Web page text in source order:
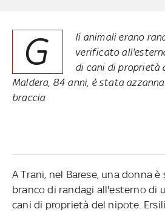
G
li animali erano
verificato
di cani di proprietà
Maldera, 84 anni, è stata
braccia
A Trani, nel Barese, una donna
branco di randagi all'esterno di
cani di proprietà del nipote.